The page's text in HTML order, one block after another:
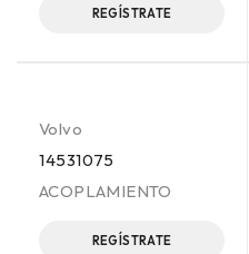
REGÍSTRATE
Volvo
14531075
ACOPLAMIENTO
REGÍSTRATE